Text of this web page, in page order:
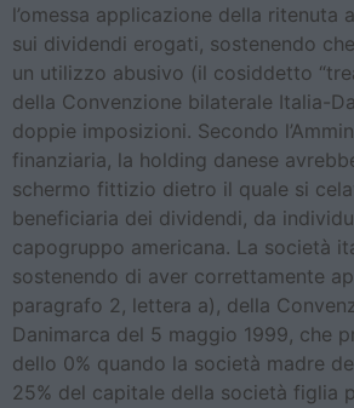
l’omessa applicazione della ritenuta
sui dividendi erogati, sostenendo
un utilizzo abusivo (il cosiddetto
della Convenzione bilaterale Italia-
doppie imposizioni. Secondo
finanziaria, la holding danese
schermo fittizio dietro il quale si
beneficiaria dei dividendi, da
capogruppo americana. La società
sostenendo di aver correttamente
paragrafo 2, lettera a), della
Danimarca del 5 maggio 1999, che
dello 0% quando la società madre
25% del capitale della società figlia